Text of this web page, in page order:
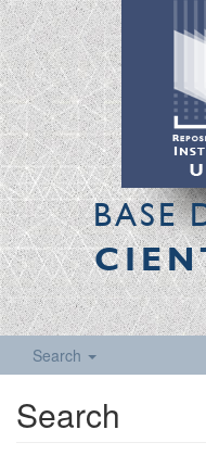
BASE
Search
Search